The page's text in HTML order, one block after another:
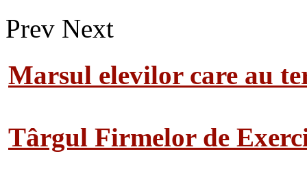
Prev Next
Marsul elevilor care au
Târgul Firmelor de